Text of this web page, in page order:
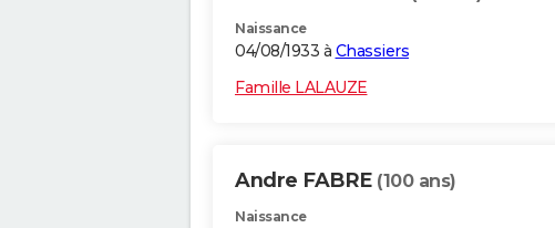
Naissance
04/08/1933 à Chassiers
Famille LALAUZE
Andre FABRE (100 ans)
Naissance